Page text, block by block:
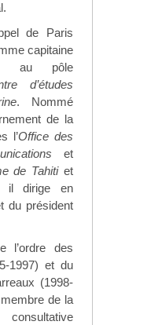
de Paris
capitaine
au pôle
d’études
. Nommé
de la
l’Office des
et
de Tahitiet
il dirige en
du président
l’ordre des
1997) et du
(1998-
de la
consultative